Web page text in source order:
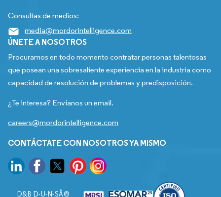
Consultas de medios:
media@mordorintelligence.com
ÚNETE A NOSOTROS
Procuramos en todo momento contratar personas talentosas
que posean una sobresaliente experiencia en la industria como
capacidad de resolución de problemas y predisposición.
¿Te interesa? Envíanos un email.
careers@mordorintelligence.com
CONTÁCTATE CON NOSOTROS YA MISMO
D&B D-U-N-SÂ®